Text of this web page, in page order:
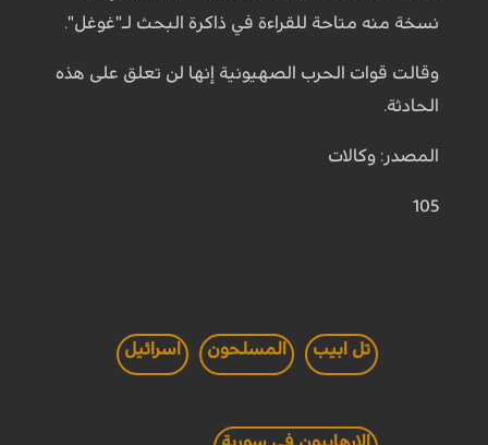
نسخة منه متاحة للقراءة في ذاكرة البحث لـ"غوغل".
وقالت قوات الحرب الصهيونية إنها لن تعلق على هذه
الحادثة.
المصدر: وكالات
105
تل ابيب المسلحون اسرائيل
الارهابيون في سورية